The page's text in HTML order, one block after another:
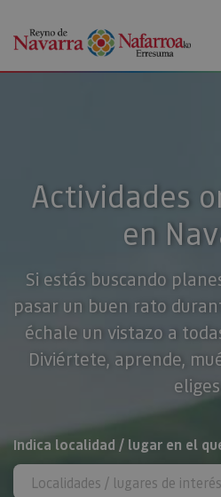
Actividades
en
Si estás buscando
pasar un buen rato
échale un vistazo a
Diviértete, aprende,
BUSCAR
Indica localidad / lugar en el